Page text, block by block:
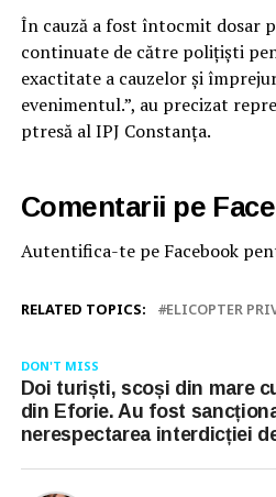
În cauză a fost întocmit dosar
continuate de către polițiști
exactitate a cauzelor și
evenimentul.”, au precizat
ptresă al IPJ Constanța.
Comentarii pe
Autentifica-te pe Facebook
RELATED TOPICS: ELICOPTER
DON'T MISS
Doi turiști, scoși din mare
din Eforie. Au fost
nerespectarea interdicției